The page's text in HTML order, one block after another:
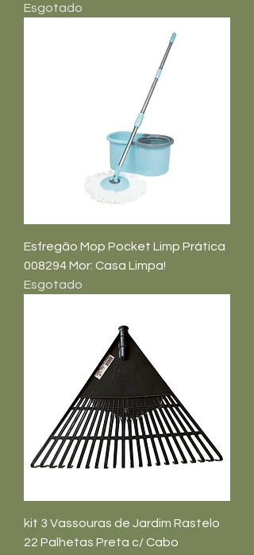
Esgotado
Esfregão Mop Pocket Limp Prática
008294 Mor: Casa Limpa!
Esgotado
kit 3 Vassouras de Jardim Rastelo
22 Palhetas Preta c/ Cabo